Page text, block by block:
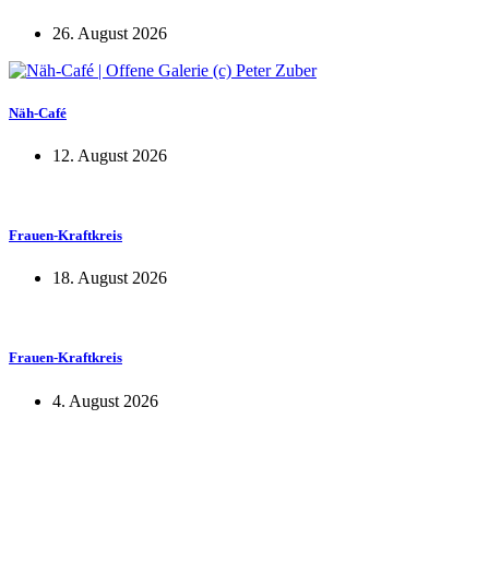
26. August 2026
Näh-Café
12. August 2026
Frauen-Kraftkreis
18. August 2026
Frauen-Kraftkreis
4. August 2026